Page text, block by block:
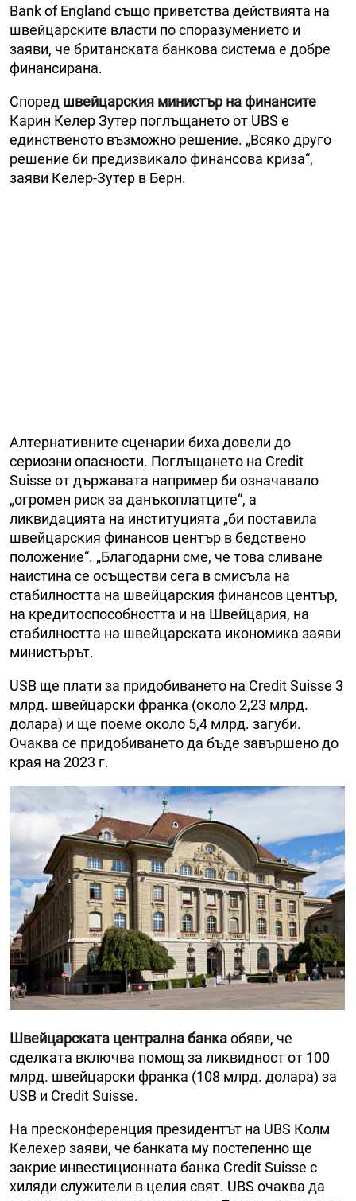
Bank of England също приветства действията на
швейцарските власти по споразумението и
заяви, че британската банкова система е добре
финансирана.
Според швейцарския министър на финансите
Карин Келер Зутер поглъщането от UBS е
единственото възможно решение. „Всяко друго
решение би предизвикало финансова криза“,
заяви Келер-Зутер в Берн.
Алтернативните сценарии биха довели до
сериозни опасности. Поглъщането на Credit
Suisse от държавата например би означавало
„огромен риск за данъкоплатците“, а
ликвидацията на институцията „би поставила
швейцарския финансов център в бедствено
положение“. „Благодарни сме, че това сливане
наистина се осъществи сега в смисъла на
стабилността на швейцарския финансов център,
на кредитоспособността и на Швейцария, на
стабилността на швейцарската икономика заяви
министърът.
USB ще плати за придобиването на Credit Suisse 3
млрд. швейцарски франка (около 2,23 млрд.
долара) и ще поеме около 5,4 млрд. загуби.
Очаква се придобиването да бъде завършено до
края на 2023 г.
Швейцарската централна банкаобяви, че
сделката включва помощ за ликвидност от 100
млрд. швейцарски франка (108 млрд. долара) за
USB и Credit Suisse.
На пресконференция президентът на UBS Колм
Келехер заяви, че банката му постепенно ще
закрие инвестиционната банка Credit Suisse с
хиляди служители в целия свят. UBS очаква да